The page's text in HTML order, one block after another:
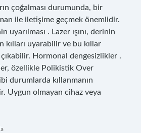
çoğalması durumunda, bir
ile iletişime geçmek önemlidir.
uyarılması . Lazer ışını, derinin
kılları uyarabilir ve bu kıllar
Hormonal dengesizlikler .
özellikle Polikistik Over
durumlarda kıllanmanın
Uygun olmayan cihaz veya